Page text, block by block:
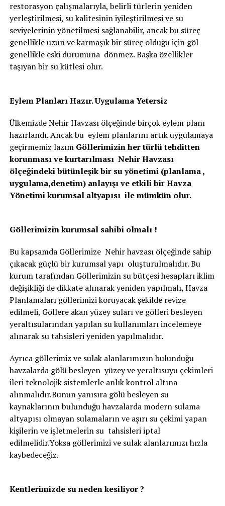
restorasyon çalışmalarıyla, belirli türlerin yeniden
yerleştirilmesi, su kalitesinin iyileştirilmesi ve su
seviyelerinin yönetilmesi sağlanabilir, ancak bu süreç
genellikle uzun ve karmaşık bir süreç olduğu için göl
genellikle eski durumuna dönmez. Başka özellikler
taşıyan bir su kütlesi olur.
Eylem Planları Hazır. Uygulama Yetersiz
Ülkemizde Nehir Havzası ölçeğinde birçok eylem planı
hazırlandı. Ancak bu eylem planlarını artık uygulamaya
geçirmemiz lazım Göllerimizin her türlü tehditten
korunması ve kurtarılması Nehir Havzası
ölçeğindeki bütünleşik bir su yönetimi (planlama ,
uygulama,denetim) anlayışı ve etkili bir Havza
Yönetimi kurumsal altyapısı ile mümkün olur.
Göllerimizin kurumsal sahibi olmalı !
Bu kapsamda Göllerimize Nehir havzası ölçeğinde sahip
çıkacak güçlü bir kurumsal yapı oluşturulmalıdır. Bu
kurum tarafından Göllerimizin su bütçesi hesapları iklim
değişikliği de dikkate alınarak yeniden yapılmalı, Havza
Planlamaları göllerimizi koruyacak şekilde revize
edilmeli, Göllere akan yüzey suları ve gölleri besleyen
yeraltısularından yapılan su kullanımları incelemeye
alınarak su tahsisleri yeniden yapılmalıdır.
Ayrıca göllerimiz ve sulak alanlarımızın bulunduğu
havzalarda gölü besleyen yüzey ve yeraltısuyu çekimleri
ileri teknolojik sistemlerle anlık kontrol altına
alınmalıdır.Bunun yanısıra gölü besleyen su
kaynaklarının bulunduğu havzalarda modern sulama
altyapısı olmayan sulamaların ve aşırı su çekimi yapan
kişilerin ve işletmelerin su tahsisleri iptal
edilmelidir.Yoksa göllerimizi ve sulak alanlarımızı hızla
kaybedeceğiz.
Kentlerimizde su neden kesiliyor ?